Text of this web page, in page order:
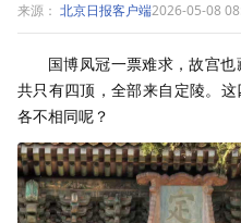
来源： 北京日报客户端2026-05-08
国博凤冠一票难求，故宫
共只有四顶，全部来自定陵。
各不相同呢？